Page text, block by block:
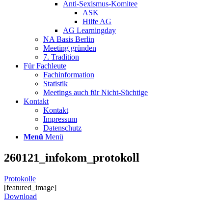
Anti-Sexismus-Komitee
ASK
Hilfe AG
AG Learningday
NA Basis Berlin
Meeting gründen
7. Tradition
Für Fachleute
Fachinformation
Statistik
Meetings auch für Nicht-Süchtige
Kontakt
Kontakt
Impressum
Datenschutz
Menü Menü
260121_infokom_protokoll
Protokolle
[featured_image]
Download